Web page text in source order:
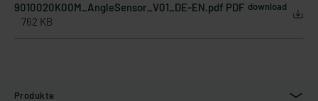
9010020K00M_AngleSensor_V01_DE-EN.pdf PDF
762 KB
download
Produkte